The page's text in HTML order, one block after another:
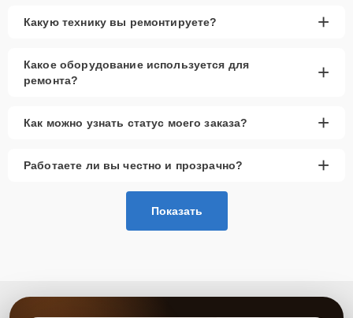
Какую технику вы ремонтируете? +
Какое оборудование используется для
ремонта?
+
Как можно узнать статус моего заказа? +
Работаете ли вы честно и прозрачно? +
Показать